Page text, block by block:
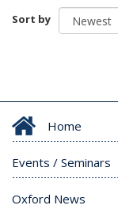
Sort by
Home
Events / Seminars
Oxford News